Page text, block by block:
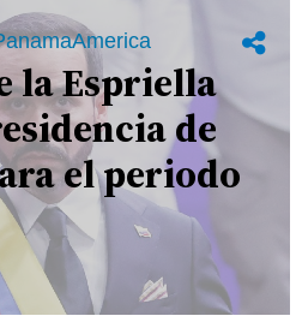
la Espriella
de
el periodo